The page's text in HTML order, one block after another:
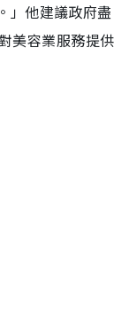
」他建議政府盡
美容業服務提供